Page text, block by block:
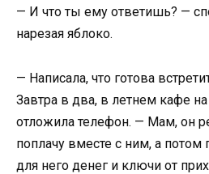
— И что ты ему ответишь? —
нарезая яблоко.
— Написала, что готова
Завтра в два, в летнем кафе
отложила телефон. — Мам, он
поплачу вместе с ним, а потом
для него денег и ключи от